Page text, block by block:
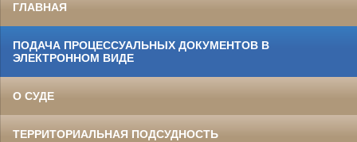
ГЛАВНАЯ
ПОДАЧА ПРОЦЕССУАЛЬНЫХ ДОКУМЕНТОВ В
ЭЛЕКТРОННОМ ВИДЕ
О СУДЕ
ТЕРРИТОРИАЛЬНАЯ ПОДСУДНОСТЬ